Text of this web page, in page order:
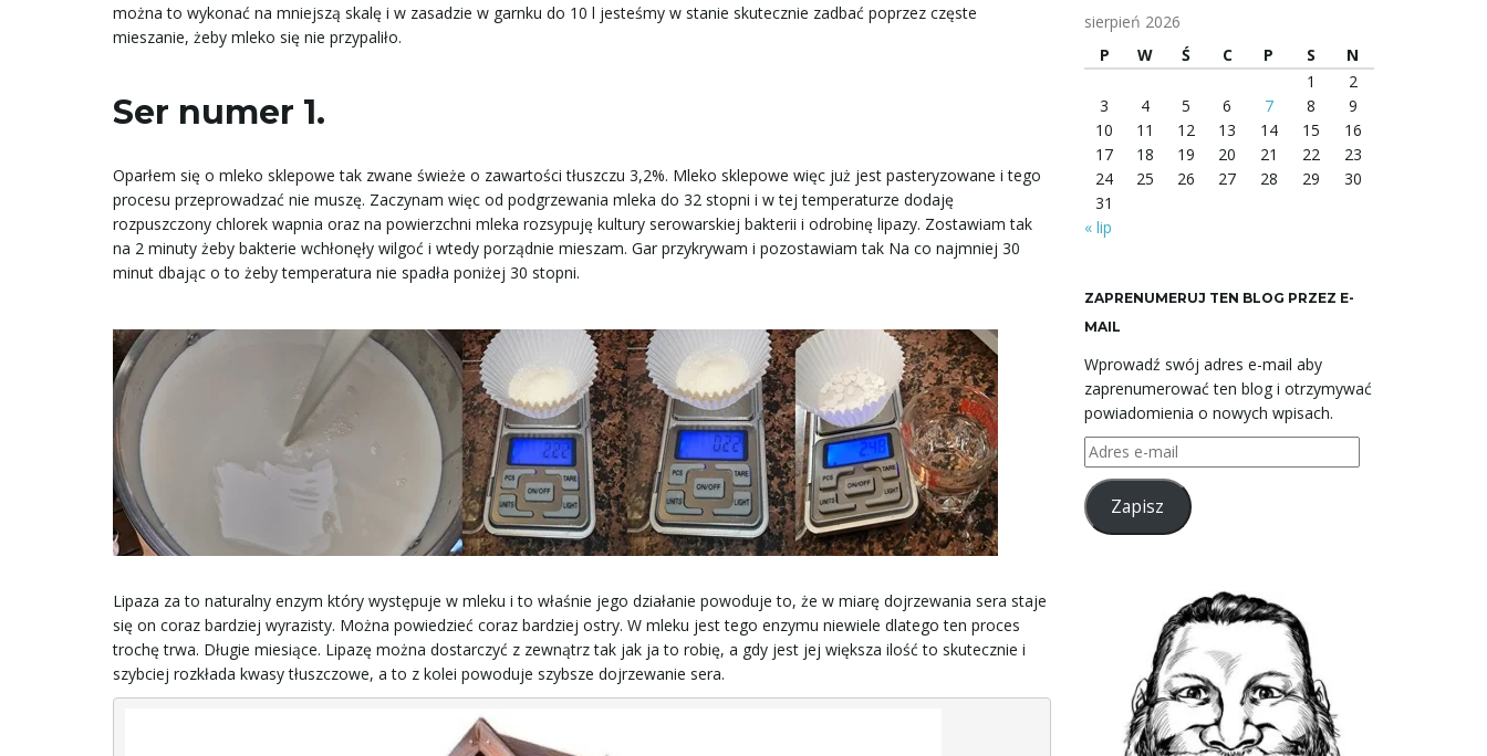
można to wykonać na mniejszą skalę i w zasadzie w garnku do 10 l jesteśmy w stanie skutecznie zadbać poprzez częste
mieszanie, żeby mleko się nie przypaliło.
Ser numer 1.
Oparłem się o mleko sklepowe tak zwane świeże o zawartości tłuszczu 3,2%. Mleko sklepowe więc już jest pasteryzowane i tego
procesu przeprowadzać nie muszę. Zaczynam więc od podgrzewania mleka do 32 stopni i w tej temperaturze dodaję
rozpuszczony chlorek wapnia oraz na powierzchni mleka rozsypuję kultury serowarskiej bakterii i odrobinę lipazy. Zostawiam tak
na 2 minuty żeby bakterie wchłonęły wilgoć i wtedy porządnie mieszam. Gar przykrywam i pozostawiam tak Na co najmniej 30
minut dbając o to żeby temperatura nie spadła poniżej 30 stopni.
Lipaza za to naturalny enzym który występuje w mleku i to właśnie jego działanie powoduje to, że w miarę dojrzewania sera staje
się on coraz bardziej wyrazisty. Można powiedzieć coraz bardziej ostry. W mleku jest tego enzymu niewiele dlatego ten proces
trochę trwa. Długie miesiące. Lipazę można dostarczyć z zewnątrz tak jak ja to robię, a gdy jest jej większa ilość to skutecznie i
szybciej rozkłada kwasy tłuszczowe, a to z kolei powoduje szybsze dojrzewanie sera.
sierpień 2026
P
W Ś C P S
N
1
2
3
4 5 6 7 8
9
10
11 12 13 14 15
16
17
18 19 20 21 22
23
24
25 26 27 28 29
30
31
« lip
ZAPRENUMERUJ TEN BLOG PRZEZ E-
MAIL
Wprowadź swój adres e-mail aby
zaprenumerować ten blog i otrzymywać
powiadomienia o nowych wpisach.
Adres
e-
mailZapisz